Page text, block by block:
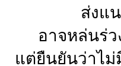
ส่งแ
อาจหล่นร่
แต่ยืนยันว่าไม่